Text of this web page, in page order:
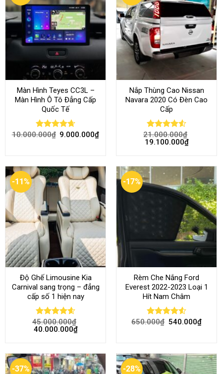
Màn Hình Teyes CC3L –
Màn Hình Ô Tô Đẳng Cấp
Quốc Tế
Rated 4.68
10.000.000₫ 9.000.000₫
Nắp Thùng Cao Nissan
Navara 2020 Có Đèn Cao
Cấp
Rated4.52
out of 5
21.000.000₫
19.100.000₫
-11%
Độ Ghế Limousine Kia
Carnival sang trọng – đẳng
cấp số 1 hiện nay
Rated4.58
out of 5
45.000.000₫
40.000.000₫
-17%
Rèm Che Nắng Ford
Everest 2022-2023 Loại 1
Hít Nam Châm
Rated4.51
650.000₫ 540.000₫
-37% -28%